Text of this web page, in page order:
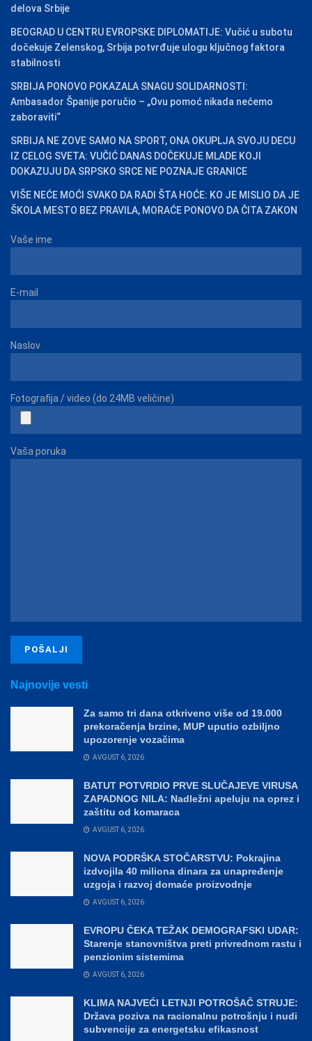
delova Srbije
BEOGRAD U CENTRU EVROPSKE DIPLOMATIJE: Vučić u subotu
dočekuje Zelenskog, Srbija potvrđuje ulogu ključnog faktora
stabilnosti
SRBIJA PONOVO POKAZALA SNAGU SOLIDARNOSTI:
Ambasador Španije poručio – „Ovu pomoć nikada nećemo
zaboraviti“
SRBIJA NE ZOVE SAMO NA SPORT, ONA OKUPLJA SVOJU DECU
IZ CELOG SVETA: VUČIĆ DANAS DOČEKUJE MLADE KOJI
DOKAZUJU DA SRPSKO SRCE NE POZNAJE GRANICE
VIŠE NEĆE MOĆI SVAKO DA RADI ŠTA HOĆE: KO JE MISLIO DA JE
ŠKOLA MESTO BEZ PRAVILA, MORAĆE PONOVO DA ČITA ZAKON
Vaše ime
E-mail
Naslov
Fotografija / video (do 24MB veličine)
Vaša poruka
Najnovije vesti
Za samo tri dana otkriveno više od 19.000
prekoračenja brzine, MUP uputio ozbiljno
upozorenje vozačima
AVGUST 6, 2026
BATUT POTVRDIO PRVE SLUČAJEVE VIRUSA
ZAPADNOG NILA: Nadležni apeluju na oprez i
zaštitu od komaraca
AVGUST 6, 2026
NOVA PODRŠKA STOČARSTVU: Pokrajina
izdvojila 40 miliona dinara za unapređenje
uzgoja i razvoj domaće proizvodnje
AVGUST 6, 2026
EVROPU ČEKA TEŽAK DEMOGRAFSKI UDAR:
Starenje stanovništva preti privrednom rastu i
penzionim sistemima
AVGUST 6, 2026
KLIMA NAJVEĆI LETNJI POTROŠAČ STRUJE:
Država poziva na racionalnu potrošnju i nudi
subvencije za energetsku efikasnost